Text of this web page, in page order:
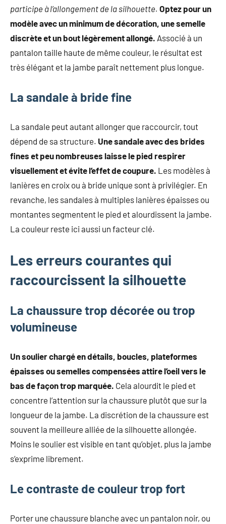
participe à l’allongement de la silhouette. Optez pour un
modèle avec un minimum de décoration, une semelle
discrète et un bout légèrement allongé. Associé à un
pantalon taille haute de même couleur, le résultat est
très élégant et la jambe paraît nettement plus longue.
La sandale à bride fine
La sandale peut autant allonger que raccourcir, tout
dépend de sa structure. Une sandale avec des brides
fines et peu nombreuses laisse le pied respirer
visuellement et évite l’effet de coupure. Les modèles à
lanières en croix ou à bride unique sont à privilégier. En
revanche, les sandales à multiples lanières épaisses ou
montantes segmentent le pied et alourdissent la jambe.
La couleur reste ici aussi un facteur clé.
Les erreurs courantes qui
raccourcissent la silhouette
La chaussure trop décorée ou trop
volumineuse
Un soulier chargé en détails, boucles, plateformes
épaisses ou semelles compensées attire l’oeil vers le
bas de façon trop marquée. Cela alourdit le pied et
concentre l’attention sur la chaussure plutôt que sur la
longueur de la jambe. La discrétion de la chaussure est
souvent la meilleure alliée de la silhouette allongée.
Moins le soulier est visible en tant qu’objet, plus la jambe
s’exprime librement.
Le contraste de couleur trop fort
Porter une chaussure blanche avec un pantalon noir, ou